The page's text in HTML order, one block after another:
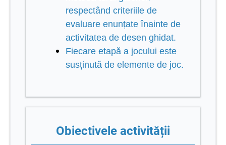
respectând criteriile de
evaluare enunțate înainte de
activitatea de desen ghidat.
Fiecare etapă a jocului este
susținută de elemente de joc.
Obiectivele activității